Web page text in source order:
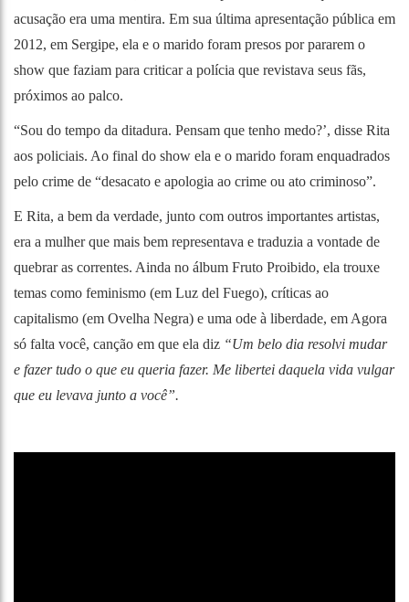
acusação era uma mentira. Em sua última apresentação pública em
2012, em Sergipe, ela e o marido foram presos por pararem o
show que faziam para criticar a polícia que revistava seus fãs,
próximos ao palco.
“Sou do tempo da ditadura. Pensam que tenho medo?’, disse Rita
aos policiais. Ao final do show ela e o marido foram enquadrados
pelo crime de “desacato e apologia ao crime ou ato criminoso”.
E Rita, a bem da verdade, junto com outros importantes artistas,
era a mulher que mais bem representava e traduzia a vontade de
quebrar as correntes. Ainda no álbum Fruto Proibido, ela trouxe
temas como feminismo (em Luz del Fuego), críticas ao
capitalismo (em Ovelha Negra) e uma ode à liberdade, em Agora
só falta você, canção em que ela diz “Um belo dia resolvi mudar
e fazer tudo o que eu queria fazer. Me libertei daquela vida vulgar
que eu levava junto a você”.